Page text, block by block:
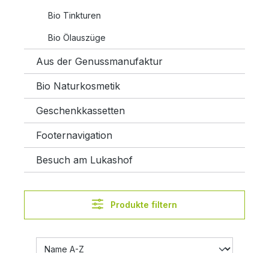
Bio Tinkturen
Bio Ölauszüge
Aus der Genussmanufaktur
Bio Naturkosmetik
Geschenkkassetten
Footernavigation
Besuch am Lukashof
Produkte filtern